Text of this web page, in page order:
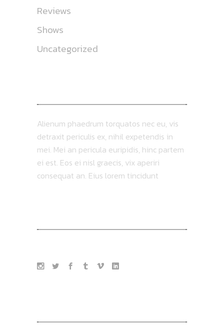
Reviews
Shows
Uncategorized
Alienum phaedrum torquatos nec eu, vis
detraxit periculis ex, nihil expetendis in
mei. Mei an pericula euripidis, hinc partem
ei est. Eos ei nisl graecis, vix aperiri
consequat an. Eius lorem tincidunt